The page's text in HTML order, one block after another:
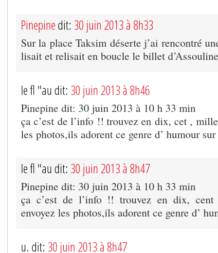
Pinepinedit: 30 juin 2013 à 8h33
Sur la place Taksim déserte j’ai rencontré
lisait et relisait en boucle le billet
le fl "au dit: 30 juin 2013 à 8h46
Pinepine dit: 30 juin 2013 à 10 h 33 min
ça c’est de l’info !! trouvez en dix, cet ,
les photos,ils adorent ce genre d’ humour
le fl "au dit: 30 juin 2013 à 8h47
Pinepine dit: 30 juin 2013 à 10 h 33 min
ça c’est de l’info !! trouvez en dix,
envoyez les photos,ils adorent ce genre d’
u. dit: 30 juin 2013 à 8h47